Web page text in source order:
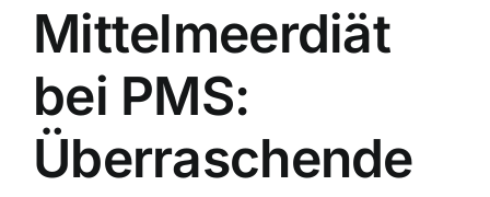
Mittelmeerdiät
bei PMS:
Überraschende